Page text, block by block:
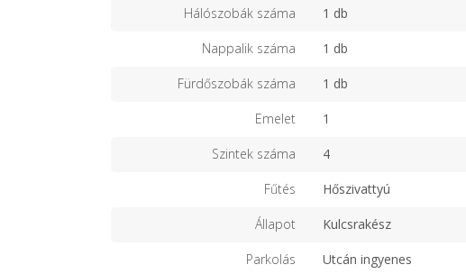
Hálószobák száma 1 db
Nappalik száma 1 db
Fürdőszobák száma 1 db
Emelet 1
Szintek száma 4
Fűtés Hőszivattyú
Állapot Kulcsrakész
Parkolás Utcán ingyenes